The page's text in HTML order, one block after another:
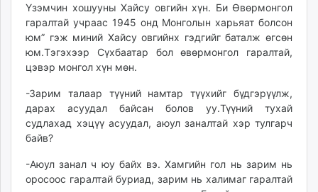
Үзэмчин хошууны Хайсу овгийн хүн. Би Өвөрмонгол
гаралтай учраас 1945 онд Монголын харьяат болсон
юм” гэж миний Хайсу овгийнх гэдгийг баталж өгсөн
юм.Тэгэхээр Сүхбаатар бол өвөрмонгол гаралтай,
цэвэр монгол хүн мөн.
-Зарим талаар түүний намтар түүхийг бүдгэрүүлж,
дарах асуудал байсан болов уу.Түүний тухай
судлахад хэцүү асуудал, аюул заналтай хэр тулгарч
байв?
-Аюул занал ч юу байх вэ. Хамгийн гол нь зарим нь
оросоос гаралтай буриад, зарим нь халимаг гаралтай